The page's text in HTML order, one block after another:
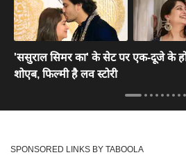
'ससुराल सिमर का' के सेट पर एक-दूजे के हो
शोएब, फिल्मी है लव स्टोरी
SPONSORED LINKS BY TABOOLA